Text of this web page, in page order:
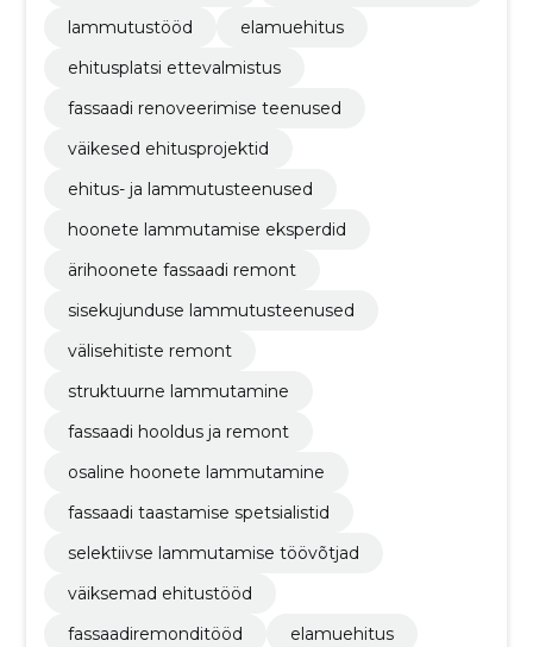
lammutustööd
elamuehitus
ehitusplatsi ettevalmistus
fassaadi renoveerimise teenused
väikesed ehitusprojektid
ehitus- ja lammutusteenused
hoonete lammutamise eksperdid
ärihoonete fassaadi remont
sisekujunduse lammutusteenused
välisehitiste remont
struktuurne lammutamine
fassaadi hooldus ja remont
osaline hoonete lammutamine
fassaadi taastamise spetsialistid
selektiivse lammutamise töövõtjad
väiksemad ehitustööd
fassaadiremonditööd
elamuehitus